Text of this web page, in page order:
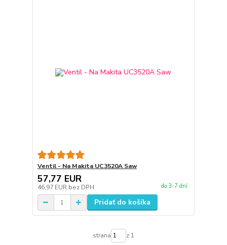
Ventil - Na Makita UC3520A Saw
57,77 EUR
46,97 EUR bez DPH do 3-7 dní
Pridať do košíka
strana z 1